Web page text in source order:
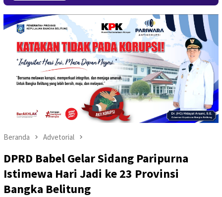
Beranda Advetorial
DPRD Babel Gelar Sidang Paripurna
Istimewa Hari Jadi ke 23 Provinsi
Bangka Belitung